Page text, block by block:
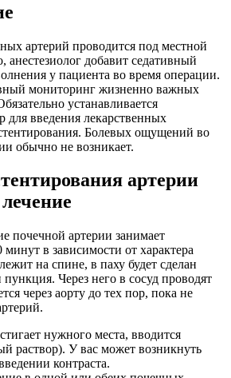
артерий проводится под местной
анестезиолог добавит седативный
у пациента во время операции.
мониторинг жизненно важных
устанавливается
для введения лекарственных
Болевых ощущений во
обычно не возникает.
почечной артерии занимает
в зависимости от характера
на спине, в паху будет сделан
Через него в сосуд проводят
через аорту до тех пор, пока не
нужного места, вводится
раствор). У вас может возникнуть
контраста.